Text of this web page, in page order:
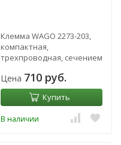
Клемма WAGO 2273-203,
компактная,
трехпроводная, сечением
набор 100 шт
Цена 710 руб.
Купить
В наличии